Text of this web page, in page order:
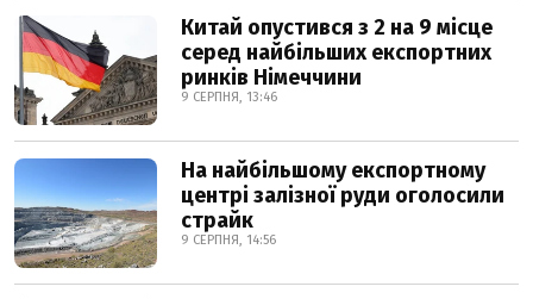
Китай опустився з 2 на 9 місце
серед найбільших експортних
ринків Німеччини
9 СЕРПНЯ, 13:46
На найбільшому експортному
центрі залізної руди оголосили
страйк
9 СЕРПНЯ, 14:56